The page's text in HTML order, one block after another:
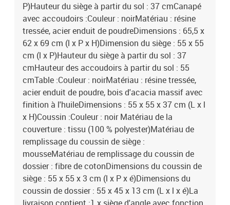
P)Hauteur du siège à partir du sol : 37 cmCanapé
avec accoudoirs :Couleur : noirMatériau : résine
tressée, acier enduit de poudreDimensions : 65,5 x
62 x 69 cm (l x P x H)Dimension du siège : 55 x 55
cm (l x P)Hauteur du siège à partir du sol : 37
cmHauteur des accoudoirs à partir du sol : 55
cmTable :Couleur : noirMatériau : résine tressée,
acier enduit de poudre, bois d'acacia massif avec
finition à l'huileDimensions : 55 x 55 x 37 cm (L x l
x H)Coussin :Couleur : noir Matériau de la
couverture : tissu (100 % polyester)Matériau de
remplissage du coussin de siège :
mousseMatériau de remplissage du coussin de
dossier : fibre de cotonDimensions du coussin de
siège : 55 x 55 x 3 cm (l x P x é)Dimensions du
coussin de dossier : 55 x 45 x 13 cm (L x l x é)La